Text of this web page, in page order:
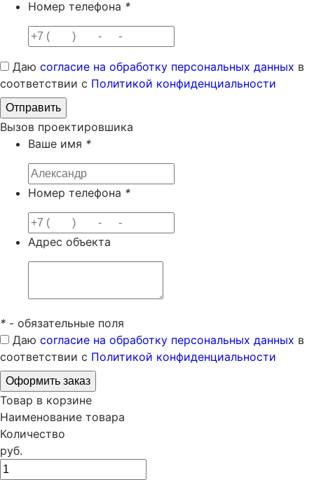
Номер телефона *
Даю согласие на обработку персональных данных в
соответствии с Политикой конфиденциальности
Вызов проектировшика
Ваше имя *
Номер телефона *
Адрес объекта
* - обязательные поля
Даю согласие на обработку персональных данных в
соответствии с Политикой конфиденциальности
Товар в корзине
Наименование товара
Количество
руб.